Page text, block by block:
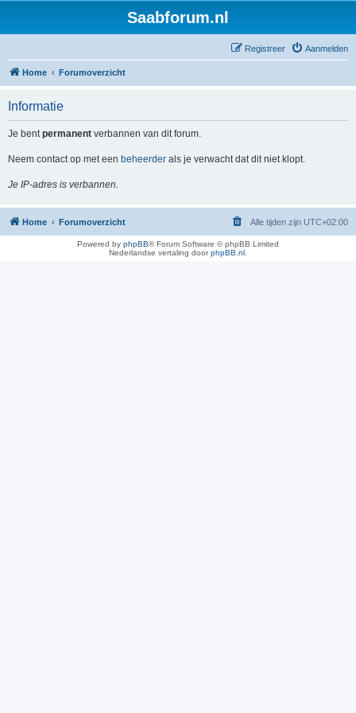
Saabforum.nl
Aanmelden
Registreer
Home Forumoverzicht
Informatie
Je bentpermanent verbannen van dit forum.
Neem contact op met een beheerder als je verwacht dat dit niet klopt.
Je IP-adres is verbannen.
Home Forumoverzicht Alle tijden zijn UTC+02:00
Powered by phpBB® Forum Software © phpBB Limited
Nederlandse vertaling doorphpBB.nl